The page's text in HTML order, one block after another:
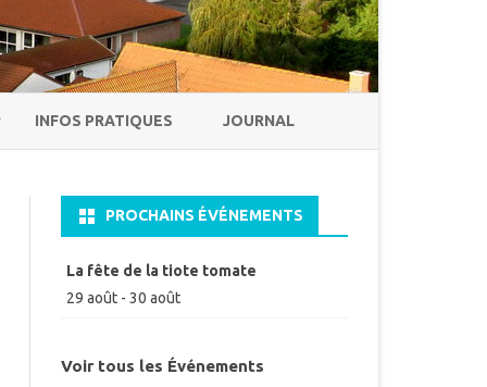
INFOS PRATIQUES JOURNAL
PROCHAINS ÉVÉNEMENTS
La fête de la tiote tomate
29 août- 30 août
Voir tous les Événements